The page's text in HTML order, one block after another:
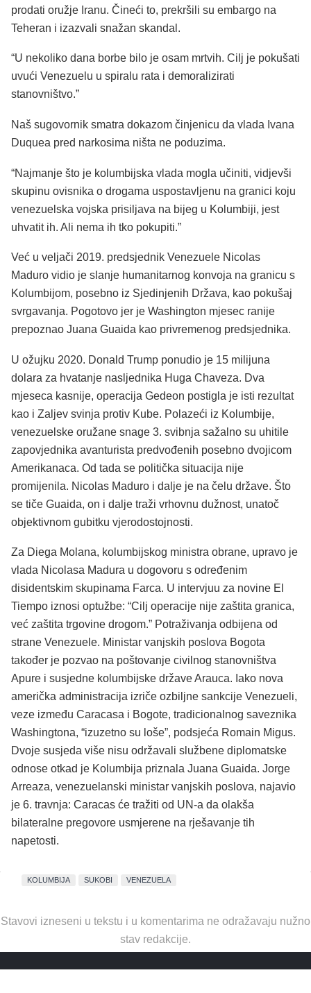
prodati oružje Iranu. Čineći to, prekršili su embargo na
Teheran i izazvali snažan skandal.
“U nekoliko dana borbe bilo je osam mrtvih. Cilj je pokušati
uvući Venezuelu u spiralu rata i demoralizirati
stanovništvo.”
Naš sugovornik smatra dokazom činjenicu da vlada Ivana
Duquea pred narkosima ništa ne poduzima.
“Najmanje što je kolumbijska vlada mogla učiniti, vidjevši
skupinu ovisnika o drogama uspostavljenu na granici koju
venezuelska vojska prisiljava na bijeg u Kolumbiji, jest
uhvatit ih. Ali nema ih tko pokupiti.”
Već u veljači 2019. predsjednik Venezuele Nicolas
Maduro vidio je slanje humanitarnog konvoja na granicu s
Kolumbijom, posebno iz Sjedinjenih Država, kao pokušaj
svrgavanja. Pogotovo jer je Washington mjesec ranije
prepoznao Juana Guaida kao privremenog predsjednika.
U ožujku 2020. Donald Trump ponudio je 15 milijuna
dolara za hvatanje nasljednika Huga Chaveza. Dva
mjeseca kasnije, operacija Gedeon postigla je isti rezultat
kao i Zaljev svinja protiv Kube. Polazeći iz Kolumbije,
venezuelske oružane snage 3. svibnja sažalno su uhitile
zapovjednika avanturista predvođenih posebno dvojicom
Amerikanaca. Od tada se politička situacija nije
promijenila. Nicolas Maduro i dalje je na čelu države. Što
se tiče Guaida, on i dalje traži vrhovnu dužnost, unatoč
objektivnom gubitku vjerodostojnosti.
Za Diega Molana, kolumbijskog ministra obrane, upravo je
vlada Nicolasa Madura u dogovoru s određenim
disidentskim skupinama Farca. U intervjuu za novine El
Tiempo iznosi optužbe: “Cilj operacije nije zaštita granica,
već zaštita trgovine drogom.” Potraživanja odbijena od
strane Venezuele. Ministar vanjskih poslova Bogota
također je pozvao na poštovanje civilnog stanovništva
Apure i susjedne kolumbijske države Arauca. Iako nova
američka administracija izriče ozbiljne sankcije Venezueli,
veze između Caracasa i Bogote, tradicionalnog saveznika
Washingtona, “izuzetno su loše”, podsjeća Romain Migus.
Dvoje susjeda više nisu održavali službene diplomatske
odnose otkad je Kolumbija priznala Juana Guaida. Jorge
Arreaza, venezuelanski ministar vanjskih poslova, najavio
je 6. travnja: Caracas će tražiti od UN-a da olakša
bilateralne pregovore usmjerene na rješavanje tih
napetosti.
KOLUMBIJA SUKOBI VENEZUELA
Stavovi izneseni u tekstu i u komentarima ne odražavaju nužno
stav redakcije.